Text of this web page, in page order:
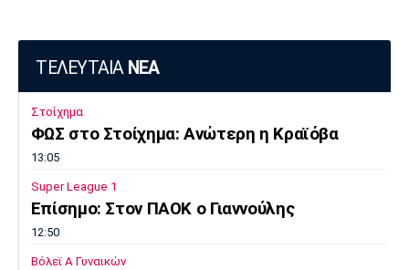
ΤΕΛΕΥΤΑΙΑ ΝΕΑ
Στοίχημα
ΦΩΣ στο Στοίχημα: Ανώτερη η Κραϊόβα
13:05
Super League 1
Επίσημο: Στον ΠΑΟΚ ο Γιαννούλης
12:50
Βόλεϊ Α Γυναικών